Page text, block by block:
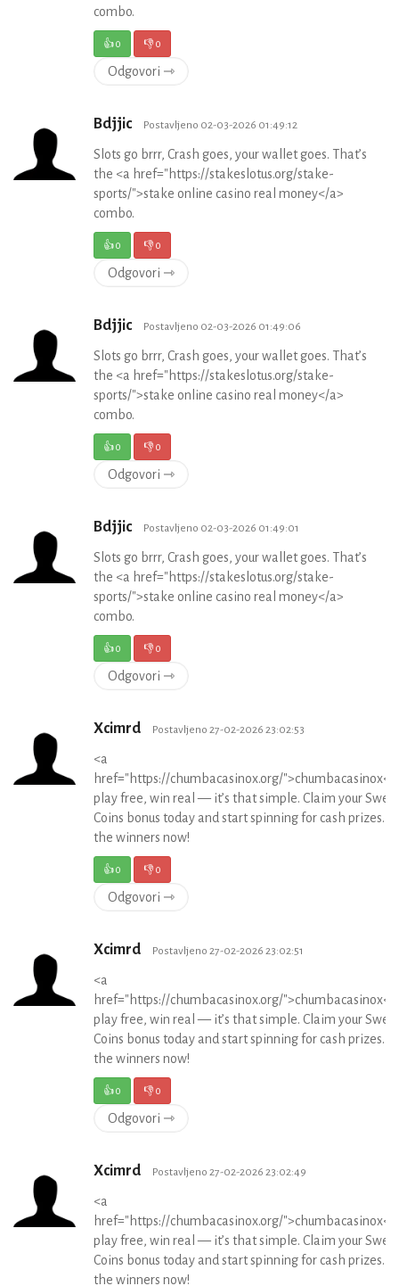
combo.
👍0 👎0
Odgovori ⇾
Bdjjic Postavljeno 02-03-2026 01:49:12
Slots go brrr, Crash goes, your wallet goes. That’s
the <a href="https://stakeslotus.org/stake-
sports/">stake online casino real money</a>
combo.
👍0 👎0
Odgovori ⇾
Bdjjic Postavljeno 02-03-2026 01:49:06
Slots go brrr, Crash goes, your wallet goes. That’s
the <a href="https://stakeslotus.org/stake-
sports/">stake online casino real money</a>
combo.
👍0 👎0
Odgovori ⇾
Bdjjic Postavljeno 02-03-2026 01:49:01
Slots go brrr, Crash goes, your wallet goes. That’s
the <a href="https://stakeslotus.org/stake-
sports/">stake online casino real money</a>
combo.
👍0 👎0
Odgovori ⇾
Xcimrd Postavljeno 27-02-2026 23:02:53
<a
href="https://chumbacasinox.org/">chumbacasinox</
play free, win real — it’s that simple. Claim your
Coins bonus today and start spinning for cash prizes.
the winners now!
👍0 👎0
Odgovori ⇾
Xcimrd Postavljeno 27-02-2026 23:02:51
<a
href="https://chumbacasinox.org/">chumbacasinox</
play free, win real — it’s that simple. Claim your
Coins bonus today and start spinning for cash prizes.
the winners now!
👍0 👎0
Odgovori ⇾
Xcimrd Postavljeno 27-02-2026 23:02:49
<a
href="https://chumbacasinox.org/">chumbacasinox</
play free, win real — it’s that simple. Claim your
Coins bonus today and start spinning for cash prizes.
the winners now!